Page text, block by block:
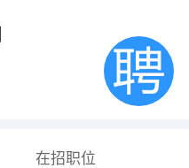
在招职位